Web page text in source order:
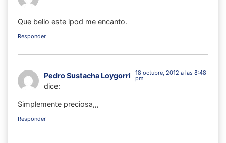
Que bello este ipod me encanto.
Responder
Pedro Sustacha Loygorri
dice:
18 octubre, 2012 a las 8:48
pm
Simplemente preciosa,,,
Responder